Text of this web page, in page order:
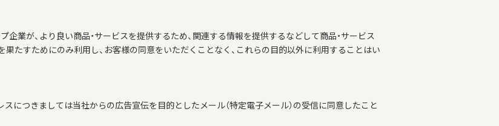
業が、より良い商品・サービスを提供するため、関連する情報を提供するなどして商品・サービス
果たすためにのみ利用し、お客様の同意をいただくことなく、これらの目的以外に利用することはい
につきましては当社からの広告宣伝を目的としたメール（特定電子メール）の受信に同意したこと